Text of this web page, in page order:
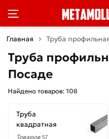
Главная Труба
Труба
Посаде
Найдено товаров: 108
Труба
квадратная
Товаров 57
Фильтры
×
скидкой
руб.
—